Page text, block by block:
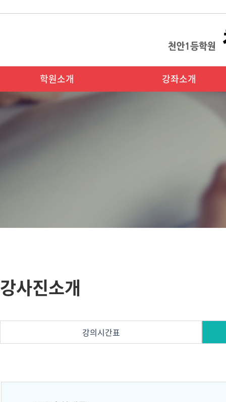
학원소개 강좌소개
강사진소개
강의시간표